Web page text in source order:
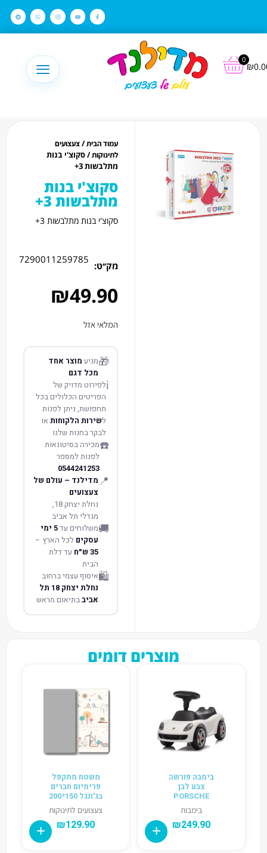
₪
0
עמוד הבית/צעצועים
לתינוקות/ סקוצ'י בנות
מתלבשות 3+
סקוצ'י בנות
מתלבשות 3+
סקוצ'י בנות מתלבשות 3+
מק׳׳ט:
7290011259785
₪49.90
המלאי אזל
🎁מגיע מוצר אחד
מכל דגם
ℹ️לפירוט מדויק של
הפריטים הכלולים בכל
תחפושת, ניתן לפנות
לשירות הלקוחות או
לבקר בחנות שלנו
☎️מכירה בסיטונאות
לפנות למספר
0544241253
📍 מדילנד – עולם של
צעצועים
נחלת יצחק 18,
מגדלי תל אביב
🚚משלוחים עד 5 ימי
עסקים לכל הארץ –
35 ש״ח
עד דלת
הבית
🛍️איסוף עצמי ברחוב
נחלת יצחק 18 תל
אביבבתיאום מראש
מוצרים דומים
בימבה פורשה
צבע לבן
PORSCHE
בימבות
₪249.90
משטח מתקפל
פרימיום חברים
בג'ונגל 150*200
צעצועים לתינוקות
₪129.90